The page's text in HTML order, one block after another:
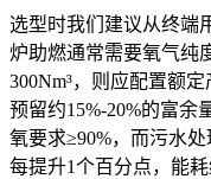
选型时我们建议从终端
炉助燃通常需要氧气纯
300Nm³，则应配置额定
预留约15%-20%的富余
氧要求≥90%，而污水
每提升1个百分点，能